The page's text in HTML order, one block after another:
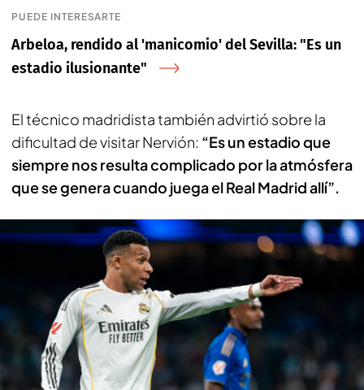
PUEDE INTERESARTE
Arbeloa, rendido al 'manicomio' del Sevilla: "Es un
estadio ilusionante"
El técnico madridista también advirtió sobre la
dificultad de visitar Nervión: “Es un estadio que
siempre nos resulta complicado por la atmósfera
que se genera cuando juega el Real Madrid allí”.